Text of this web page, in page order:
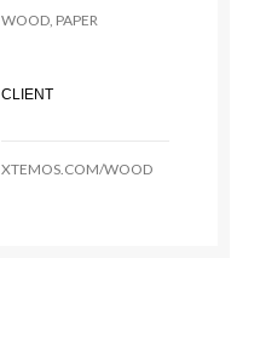
WOOD, PAPER
CLIENT
XTEMOS.COM/WOOD